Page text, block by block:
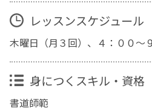
レッスンスケジュール
木曜日（月３回）、４：００〜
身につくスキル・資格
書道師範